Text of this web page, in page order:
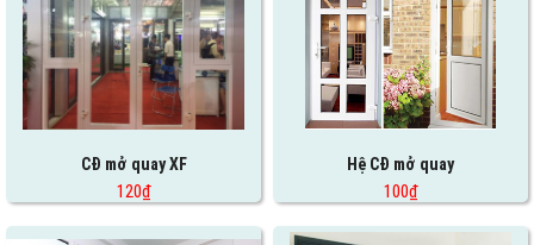
CĐ mở quay XF
120₫
Hệ CĐ mở quay
100₫